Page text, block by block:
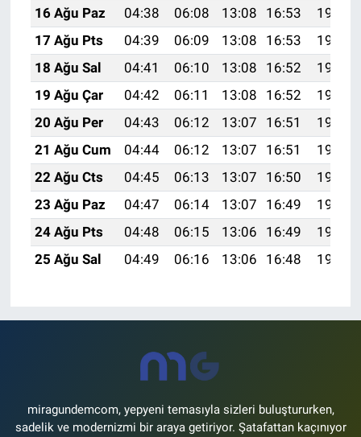
16 Ağu Paz
04:38 06:08 13:08 16:53
19:59
17 Ağu Pts
04:39 06:09 13:08 16:53
19:57
18 Ağu Sal
04:41 06:10 13:08 16:52
19:56
19 Ağu Çar
04:42 06:11 13:08 16:52
19:55
20 Ağu Per
04:43 06:12 13:07 16:51
19:53
21 Ağu Cum
04:44 06:12 13:07 16:51
19:52
22 Ağu Cts
04:45 06:13 13:07 16:50
19:51
23 Ağu Paz
04:47 06:14 13:07 16:49
19:49
24 Ağu Pts
04:48 06:15 13:06 16:49
19:48
25 Ağu Sal
04:49 06:16 13:06 16:48 19:46
miragundemcom, yepyeni temasıyla sizleri buluştururken,
sadelik ve modernizmi bir araya getiriyor. Şatafattan kaçınıyor